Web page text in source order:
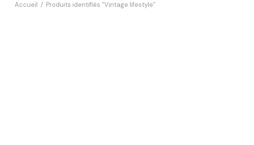
Accueil / Produits identifiés “Vintage lifestyle”